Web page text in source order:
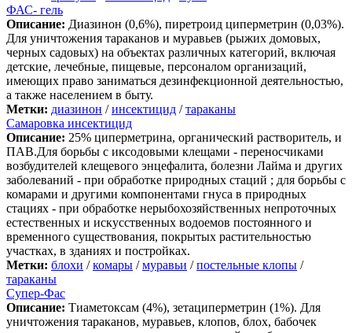
ФАС- гель
Описание: Диазинон (0,6%), пиретроид циперметрин (0,03%).
Для уничтожения тараканов и муравьев (рыжих домовых,
черных садовых) на объектах различных категорий, включая
детские, лечебные, пищевые, персоналом организаций,
имеющих право заниматься дезинфекционной деятельностью,
а также населением в быту.
Метки: диазинон /инсектицид /тараканы
Самаровка инсектицид
Описание: 25% циперметрина, органический растворитель, и
ПАВ.Для борьбы с иксодовыми клещами - переносчиками
возбудителей клещевого энцефалита, болезни Лайма и других
заболеваний - при обработке природных стаций ; для борьбы с
комарами и другими компонентами гнуса в природных
стациях - при обработке нерыбохозяйственных непроточных
естественных и искусственных водоемов постоянного и
временного существования, покрытых растительностью
участках, в зданиях и постройках.
Метки: блохи /комары /муравьи /постельные клопы /
тараканы
Супер-Фас
Описание: Тиаметоксам (4%), зетациперметрин (1%). Для
уничтожения тараканов, муравьев, клопов, блох, бабочек